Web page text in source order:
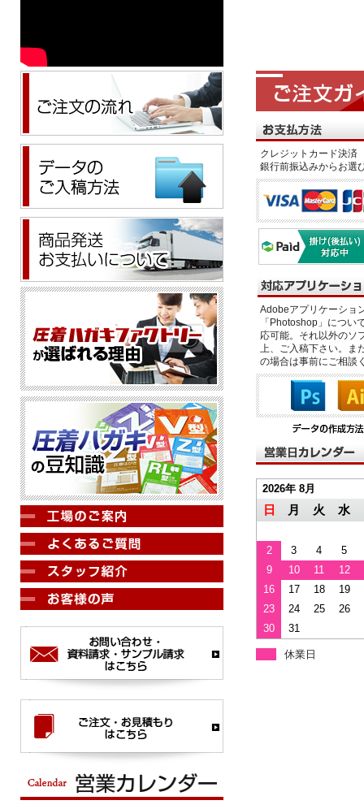
クレジットカード決
銀行前振込みからお選
Adobeアプリケーショ
「Photoshop」につい
応可能。それ以外のソ
上、ご入稿下さい。ま
の場合は事前にご相談
2026年 8月
日 月 火 水
2 3 4
5
9
10 11
12
16
17 18
19
23
24 25
26
30
31
休業日